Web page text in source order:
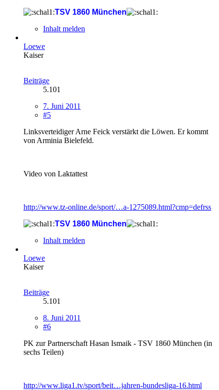
TSV 1860 München
Inhalt melden
Loewe
Kaiser
Beiträge
5.101
7. Juni 2011
#5
Linksverteidiger Arne Feick verstärkt die Löwen. Er kommt
von Arminia Bielefeld.
Video von Laktattest
http://www.tz-online.de/sport/…a-1275089.html?cmp=defrss
TSV 1860 München
Inhalt melden
Loewe
Kaiser
Beiträge
5.101
8. Juni 2011
#6
PK zur Partnerschaft Hasan Ismaik - TSV 1860 München (in
sechs Teilen)
http://www.liga1.tv/sport/beit…jahren-bundesliga-16.html